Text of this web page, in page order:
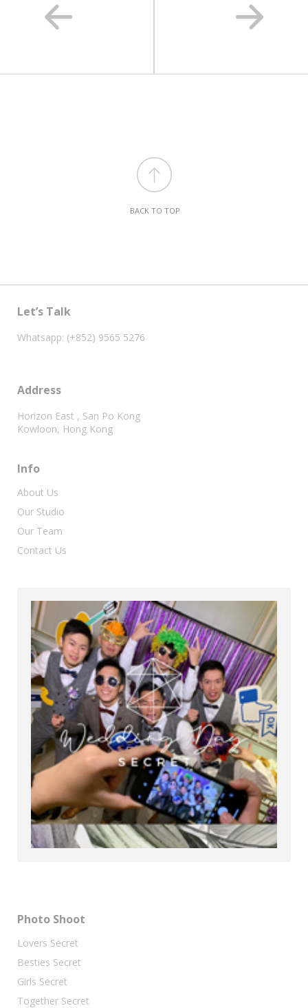
BACK TO TOP
Let’s Talk
Whatsapp: (+852) 9565 5276
Address
Horizon East , San Po Kong
Kowloon, Hong Kong
Info
About Us
Our Studio
Our Team
Contact Us
Photo Shoot
Lovers Secret
Besties Secret
Girls Secret
Together Secret